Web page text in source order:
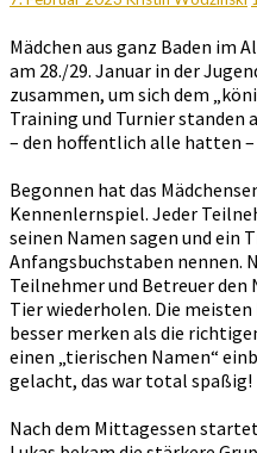
Mannheim
Mädchen aus ganz Baden im
am 28./29. Januar in der
zusammen, um sich dem
Training und Turnier standen
– den hoffentlich alle hatten
Begonnen hat das
Kennenlernspiel. Jeder
seinen Namen sagen und ein
Anfangsbuchstaben nennen.
Teilnehmer und Betreuer den
Tier wiederholen. Die
besser merken als die
einen „tierischen Namen“
gelacht, das war total spaßig!
Nach dem Mittagessen